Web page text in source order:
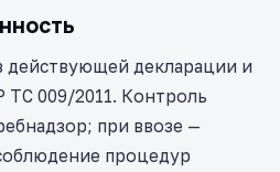
действующей декларации и
ТС 009/2011. Контроль
при ввозе —
процедур